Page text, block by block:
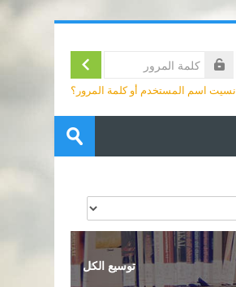
تسجيل
الدخول
اسم المستخدم أو كلمة المرور؟
تسليم
توسيع الكل